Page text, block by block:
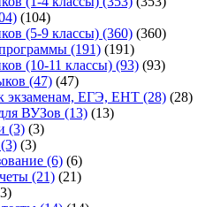
(104)
(5-9 классы) (360) (360)
(191) (191)
(10-11 классы) (93) (93)
(47) (47)
экзаменам, ЕГЭ, ЕНТ (28) (28)
ВУЗов (13) (13)
(3) (3)
(3) (3)
(6) (6)
(21) (21)